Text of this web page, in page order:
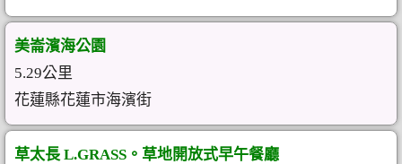
美崙濱海公園
5.29公里
花蓮縣花蓮市海濱街
草太長 L.GRASS。草地開放式早午餐廳